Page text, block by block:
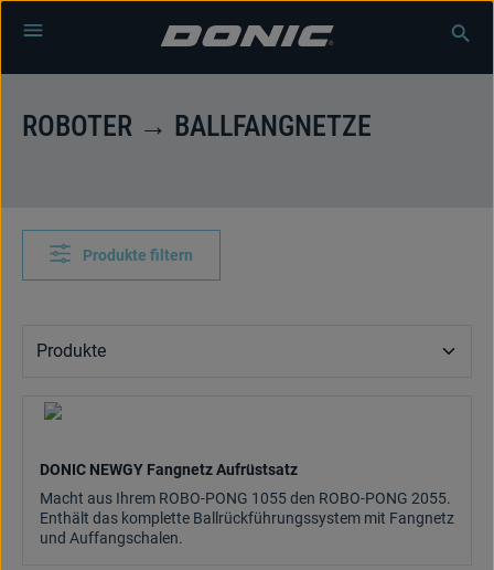
Zum Hauptinhalt springen
ROBOTER → BALLFANGNETZE
Produkte filtern
DONIC NEWGY Fangnetz Aufrüstsatz
Macht aus Ihrem ROBO-PONG 1055 den ROBO-PONG 2055.
Enthält das komplette Ballrückführungssystem mit Fangnetz
und Auffangschalen.